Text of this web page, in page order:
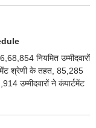
नियमित उम्मीदवारों
श्रेणी के तहत, 85,285
उम्मीदवारों ने कंपार्टमेंट